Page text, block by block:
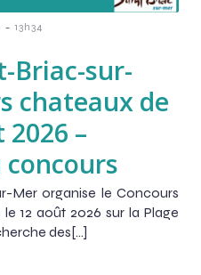
- 13h34
Briac-sur-
chateaux de
–
Mer organise le Concours
12 août 2026 sur la Plage
des[…]